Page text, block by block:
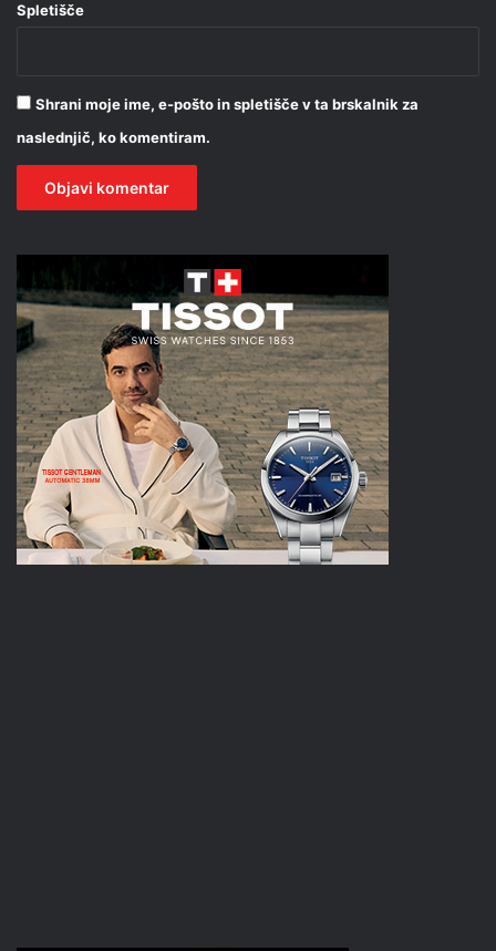
Spletišče
Shrani moje ime, e-pošto in spletišče v ta brskalnik za
naslednjič, ko komentiram.